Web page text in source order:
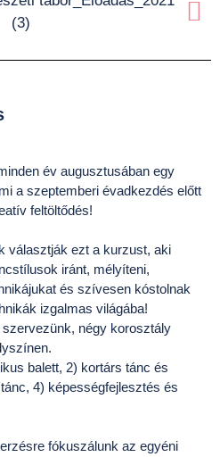
év augusztusában egy
a szeptemberi évadkezdés előtt
feltöltődés!
választják ezt a kurzust, aki
iránt, mélyíteni,
és szívesen kóstolnak
izgalmas világába!
négy korosztály
balett, 2) kortárs tánc és
4) képességfejlesztés és
fókuszálunk az egyéni